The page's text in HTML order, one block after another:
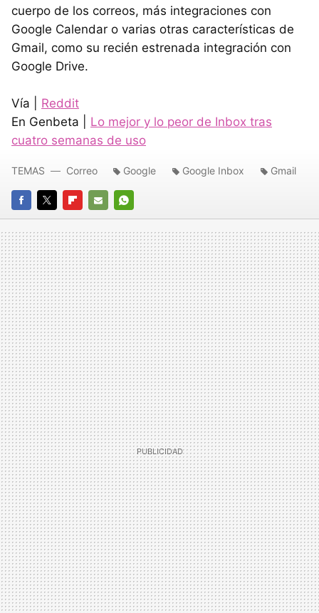
cuerpo de los correos, más integraciones con
Google Calendar o varias otras características de
Gmail, como su recién estrenada integración con
Google Drive.
Vía | Reddit
En Genbeta | Lo mejor y lo peor de Inbox tras
cuatro semanas de uso
FACEBOOK
TWITTERFLIPBOARD
E-
MAIL
WHATSAPP
TEMAS Correo Google Google Inbox Gmail